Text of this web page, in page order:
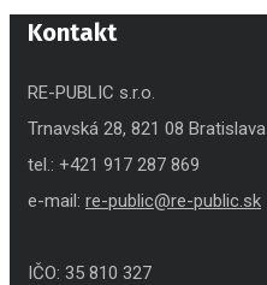
Kontakt
RE-PUBLIC s.r.o.
Trnavská 28, 821 08 Bratislava
tel.: +421 917 287 869
e-mail: re-public@re-public.sk
IČO: 35 810 327